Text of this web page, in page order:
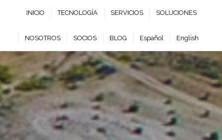
INICIO TECNOLOGÍA SERVICIOS SOLUCIONES
NOSOTROS SOCIOS BLOG Español English